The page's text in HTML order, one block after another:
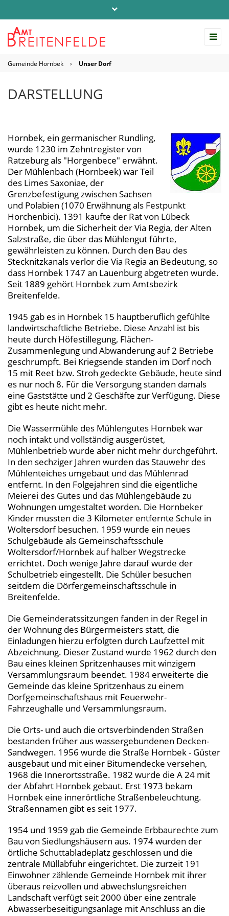
info@amt-breitenfelde.de
Gemeinde Hornbek › Unser Dorf
DARSTELLUNG
Hornbek, ein germanischer Rundling,
wurde 1230 im Zehntregister von
Ratzeburg als "Horgenbece" erwähnt.
Der Mühlenbach (Hornbeek) war Teil
des Limes Saxoniae, der
Grenzbefestigung zwischen Sachsen
und Polabien (1070 Erwähnung als Festpunkt
Horchenbici). 1391 kaufte der Rat von Lübeck
Hornbek, um die Sicherheit der Via Regia, der Alten
Salzstraße, die über das Mühlengut führte,
gewährleisten zu können. Durch den Bau des
Stecknitzkanals verlor die Via Regia an Bedeutung, so
dass Hornbek 1747 an Lauenburg abgetreten wurde.
Seit 1889 gehört Hornbek zum Amtsbezirk
Breitenfelde.
1945 gab es in Hornbek 15 hauptberuflich gefühlte
landwirtschaftliche Betriebe. Diese Anzahl ist bis
heute durch Höfestillegung, Flächen-
Zusammenlegung und Abwanderung auf 2 Betriebe
geschrumpft. Bei Kriegsende standen im Dorf noch
15 mit Reet bzw. Stroh gedeckte Gebäude, heute sind
es nur noch 8. Für die Versorgung standen damals
eine Gaststätte und 2 Geschäfte zur Verfügung. Diese
gibt es heute nicht mehr.
Die Wassermühle des Mühlengutes Hornbek war
noch intakt und vollständig ausgerüstet,
Mühlenbetrieb wurde aber nicht mehr durchgeführt.
In den sechziger Jahren wurden das Stauwehr des
Mühlenteiches umgebaut und das Mühlenrad
entfernt. In den Folgejahren sind die eigentliche
Meierei des Gutes und das Mühlengebäude zu
Wohnungen umgestaltet worden. Die Hornbeker
Kinder mussten die 3 Kilometer entfernte Schule in
Woltersdorf besuchen. 1959 wurde ein neues
Schulgebäude als Gemeinschaftsschule
Woltersdorf/Hornbek auf halber Wegstrecke
errichtet. Doch wenige Jahre darauf wurde der
Schulbetrieb eingestellt. Die Schüler besuchen
seitdem die Dörfergemeinschaftsschule in
Breitenfelde.
Die Gemeinderatssitzungen fanden in der Regel in
der Wohnung des Bürgermeisters statt, die
Einladungen hierzu erfolgten durch Laufzettel mit
Abzeichnung. Dieser Zustand wurde 1962 durch den
Bau eines kleinen Spritzenhauses mit winzigem
Versammlungsraum beendet. 1984 erweiterte die
Gemeinde das kleine Spritzenhaus zu einem
Dorfgemeinschaftshaus mit Feuerwehr-
Fahrzeughalle und Versammlungsraum.
Die Orts- und auch die ortsverbindenden Straßen
bestanden früher aus wassergebundenen Decken-
Sandwegen. 1956 wurde die Straße Hornbek - Güster
ausgebaut und mit einer Bitumendecke versehen,
1968 die Innerortsstraße. 1982 wurde die A 24 mit
der Abfahrt Hornbek gebaut. Erst 1973 bekam
Hornbek eine innerörtliche Straßenbeleuchtung.
Straßennamen gibt es seit 1977.
1954 und 1959 gab die Gemeinde Erbbaurechte zum
Bau von Siedlungshäusern aus. 1974 wurden der
örtliche Schuttabladeplatz geschlossen und die
zentrale Müllabfuhr eingerichtet. Die zurzeit 191
Einwohner zählende Gemeinde Hornbek mit ihrer
überaus reizvollen und abwechslungsreichen
Landschaft verfügt seit 2000 über eine zentrale
Abwasserbeseitigungsanlage mit Anschluss an die